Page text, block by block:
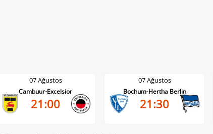
07 Ağustos
Cambuur-Excelsior
21:00
07 Ağustos
Bochum-Hertha Berlin
21:30